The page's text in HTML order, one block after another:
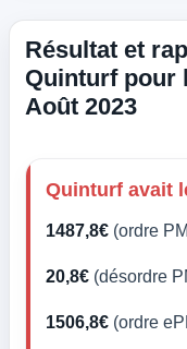
Résultat et
Quinturf pour
Août 2023
Quinturf avait
1487,8€ (ordre
20,8€ (désordre
1506,8€ (ordre